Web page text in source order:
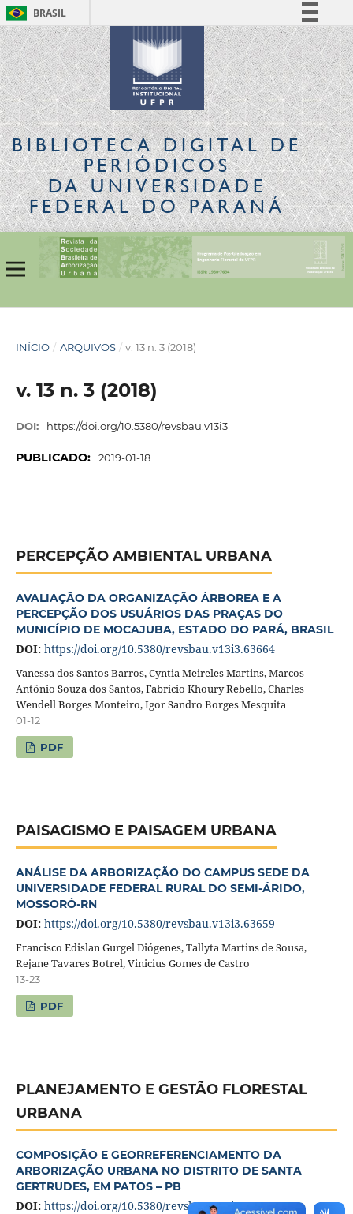
BRASIL
Simplifique!
Comunica BR
Participe
Acesso à informação
Legislação
Canais
BIBLIOTECA DIGITALDE
PERIÓDICOS
DA UNIVERSIDADE
FEDERAL DO PARANÁ
INÍCIO / ARQUIVOS / v. 13 n. 3 (2018)
v. 13 n. 3 (2018)
DOI: https://doi.org/10.5380/revsbau.v13i3
PUBLICADO: 2019-01-18
PERCEPÇÃO AMBIENTAL URBANA
AVALIAÇÃO DA ORGANIZAÇÃO ÁRBOREA E A
PERCEPÇÃO DOS USUÁRIOS DAS PRAÇAS DO
MUNICÍPIO DE MOCAJUBA, ESTADO DO PARÁ, BRASIL
DOI: https://doi.org/10.5380/revsbau.v13i3.63664
Vanessa dos Santos Barros, Cyntia Meireles Martins, Marcos
Antônio Souza dos Santos, Fabrício Khoury Rebello, Charles
Wendell Borges Monteiro, Igor Sandro Borges Mesquita
01-12
PDF
PAISAGISMO E PAISAGEM URBANA
ANÁLISE DA ARBORIZAÇÃO DO CAMPUS SEDE DA
UNIVERSIDADE FEDERAL RURAL DO SEMI-ÁRIDO,
MOSSORÓ-RN
DOI: https://doi.org/10.5380/revsbau.v13i3.63659
Francisco Edislan Gurgel Diógenes, Tallyta Martins de Sousa,
Rejane Tavares Botrel, Vinicius Gomes de Castro
13-23
PDF
PLANEJAMENTO E GESTÃO FLORESTAL
URBANA
COMPOSIÇÃO E GEORREFERENCIAMENTO DA
ARBORIZAÇÃO URBANA NO DISTRITO DE SANTA
GERTRUDES, EM PATOS – PB
DOI: https://doi.org/10.5380/revsbau.v13i3.63614